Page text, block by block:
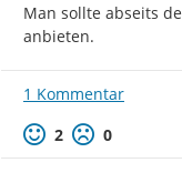
Man sollte abseits
anbieten.
1 Kommentar
Positive Bewertung
2 Negative
0